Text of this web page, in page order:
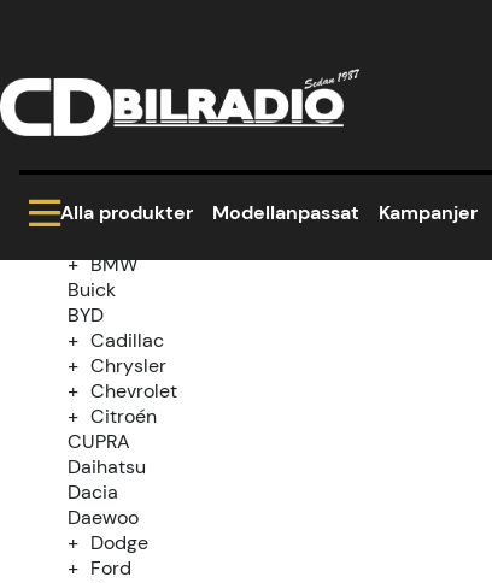
Alla produkter Modellanpassat Kampanjer
Kategoriträd
Alfa Romeo
BMW
Buick
BYD
Cadillac
Chrysler
Chevrolet
Citroén
CUPRA
Daihatsu
Dacia
Daewoo
Dodge
Ford